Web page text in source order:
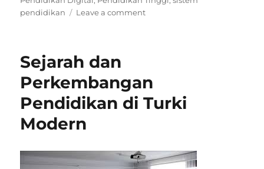
pendidikan
Leave a commenton
Antar
Murid
Cindo
Sejarah dan
Perkembangan
Pendidikan di Turki
Modern